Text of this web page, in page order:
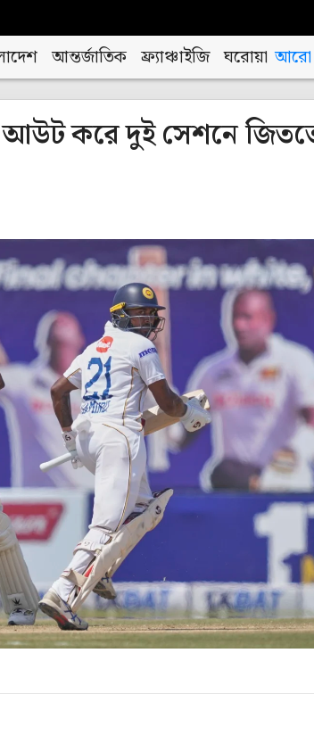
আন্তর্জাতিক ফ্র্যাঞ্চাইজি ঘরোয়া আরো
করে ‍দুই সেশনে